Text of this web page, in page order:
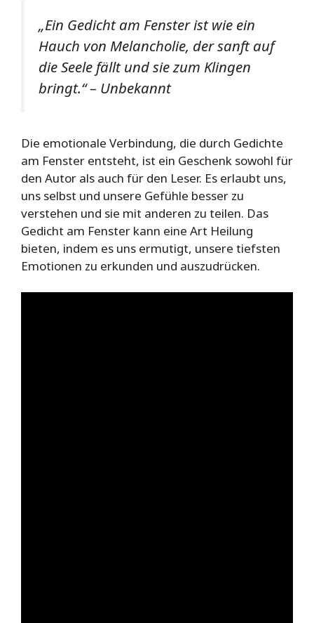
„Ein Gedicht am Fenster ist wie ein
Hauch von Melancholie, der sanft auf
die Seele fällt und sie zum Klingen
bringt.“ – Unbekannt
Die emotionale Verbindung, die durch Gedichte
am Fenster entsteht, ist ein Geschenk sowohl für
den Autor als auch für den Leser. Es erlaubt uns,
uns selbst und unsere Gefühle besser zu
verstehen und sie mit anderen zu teilen. Das
Gedicht am Fenster kann eine Art Heilung
bieten, indem es uns ermutigt, unsere tiefsten
Emotionen zu erkunden und auszudrücken.